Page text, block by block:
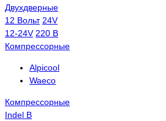
Двухдверные
12 Вольт 24V
12-24V 220 В
Компрессорные
Alpicool
Waeco
Компрессорные
Indel B